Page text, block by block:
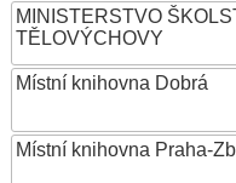
MINISTERSTVO
TĚLOVÝCHOVY
Místní knihovna Dobrá
Místní knihovna Praha-